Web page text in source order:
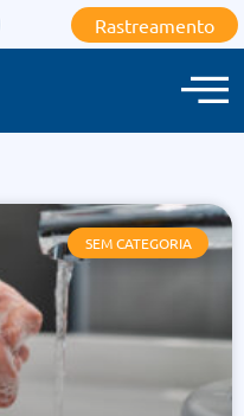
Rastreamento
SEM CATEGORIA